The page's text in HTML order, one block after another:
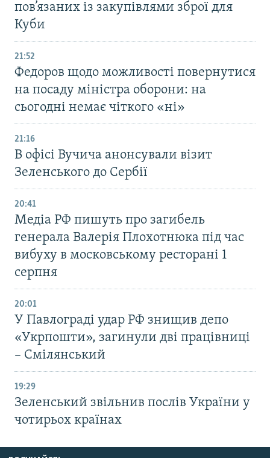
пов’язаних із закупівлями зброї для
Куби
21:52
Федоров щодо можливості повернутися
на посаду міністра оборони: на
сьогодні немає чіткого «ні»
21:16
В офісі Вучича анонсували візит
Зеленського до Сербії
20:41
Медіа РФ пишуть про загибель
генерала Валерія Плохотнюка під час
вибуху в московському ресторані 1
серпня
20:01
У Павлограді удар РФ знищив депо
«Укрпошти», загинули дві працівниці
– Смілянський
19:29
Зеленський звільнив послів України у
чотирьох країнах